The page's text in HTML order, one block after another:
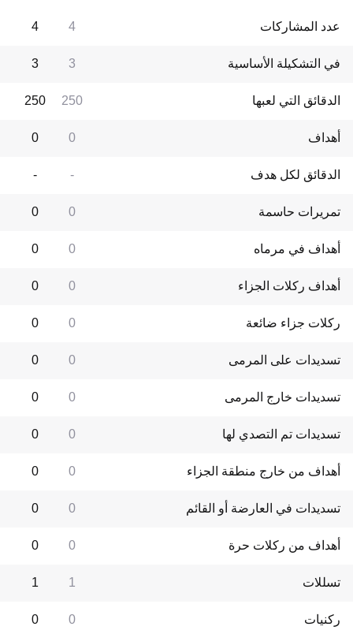
عدد المشاركات 4
4
في التشكيلة الأساسية 3
3
الدقائق التي لعبها 250
250
أهداف 0
0
الدقائق لكل هدف -
-
تمريرات حاسمة 0
0
أهداف في مرماه 0
0
أهداف ركلات الجزاء 0
0
ركلات جزاء ضائعة 0
0
تسديدات على المرمى 0
0
تسديدات خارج المرمى 0
0
تسديدات تم التصدي لها 0
0
أهداف من خارج منطقة الجزاء 0
0
تسديدات في العارضة أو القائم 0
0
أهداف من ركلات حرة 0
0
تسللات 1
1
ركنيات 0
0